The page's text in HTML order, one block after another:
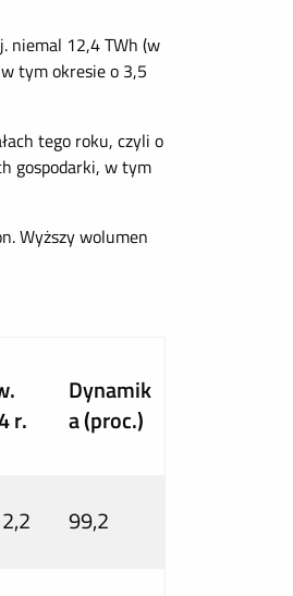
niemal 12,4 TWh (w
tym okresie o 3,5
tego roku, czyli o
gospodarki, w tym
Wyższy wolumen
r.
Dynamik
a (proc.)
99,2